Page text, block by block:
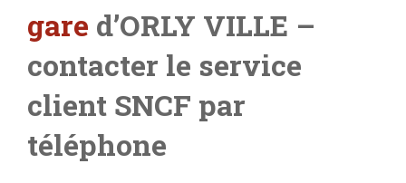
gare d’ORLY VILLE –
contacter le service
client SNCF par
téléphone